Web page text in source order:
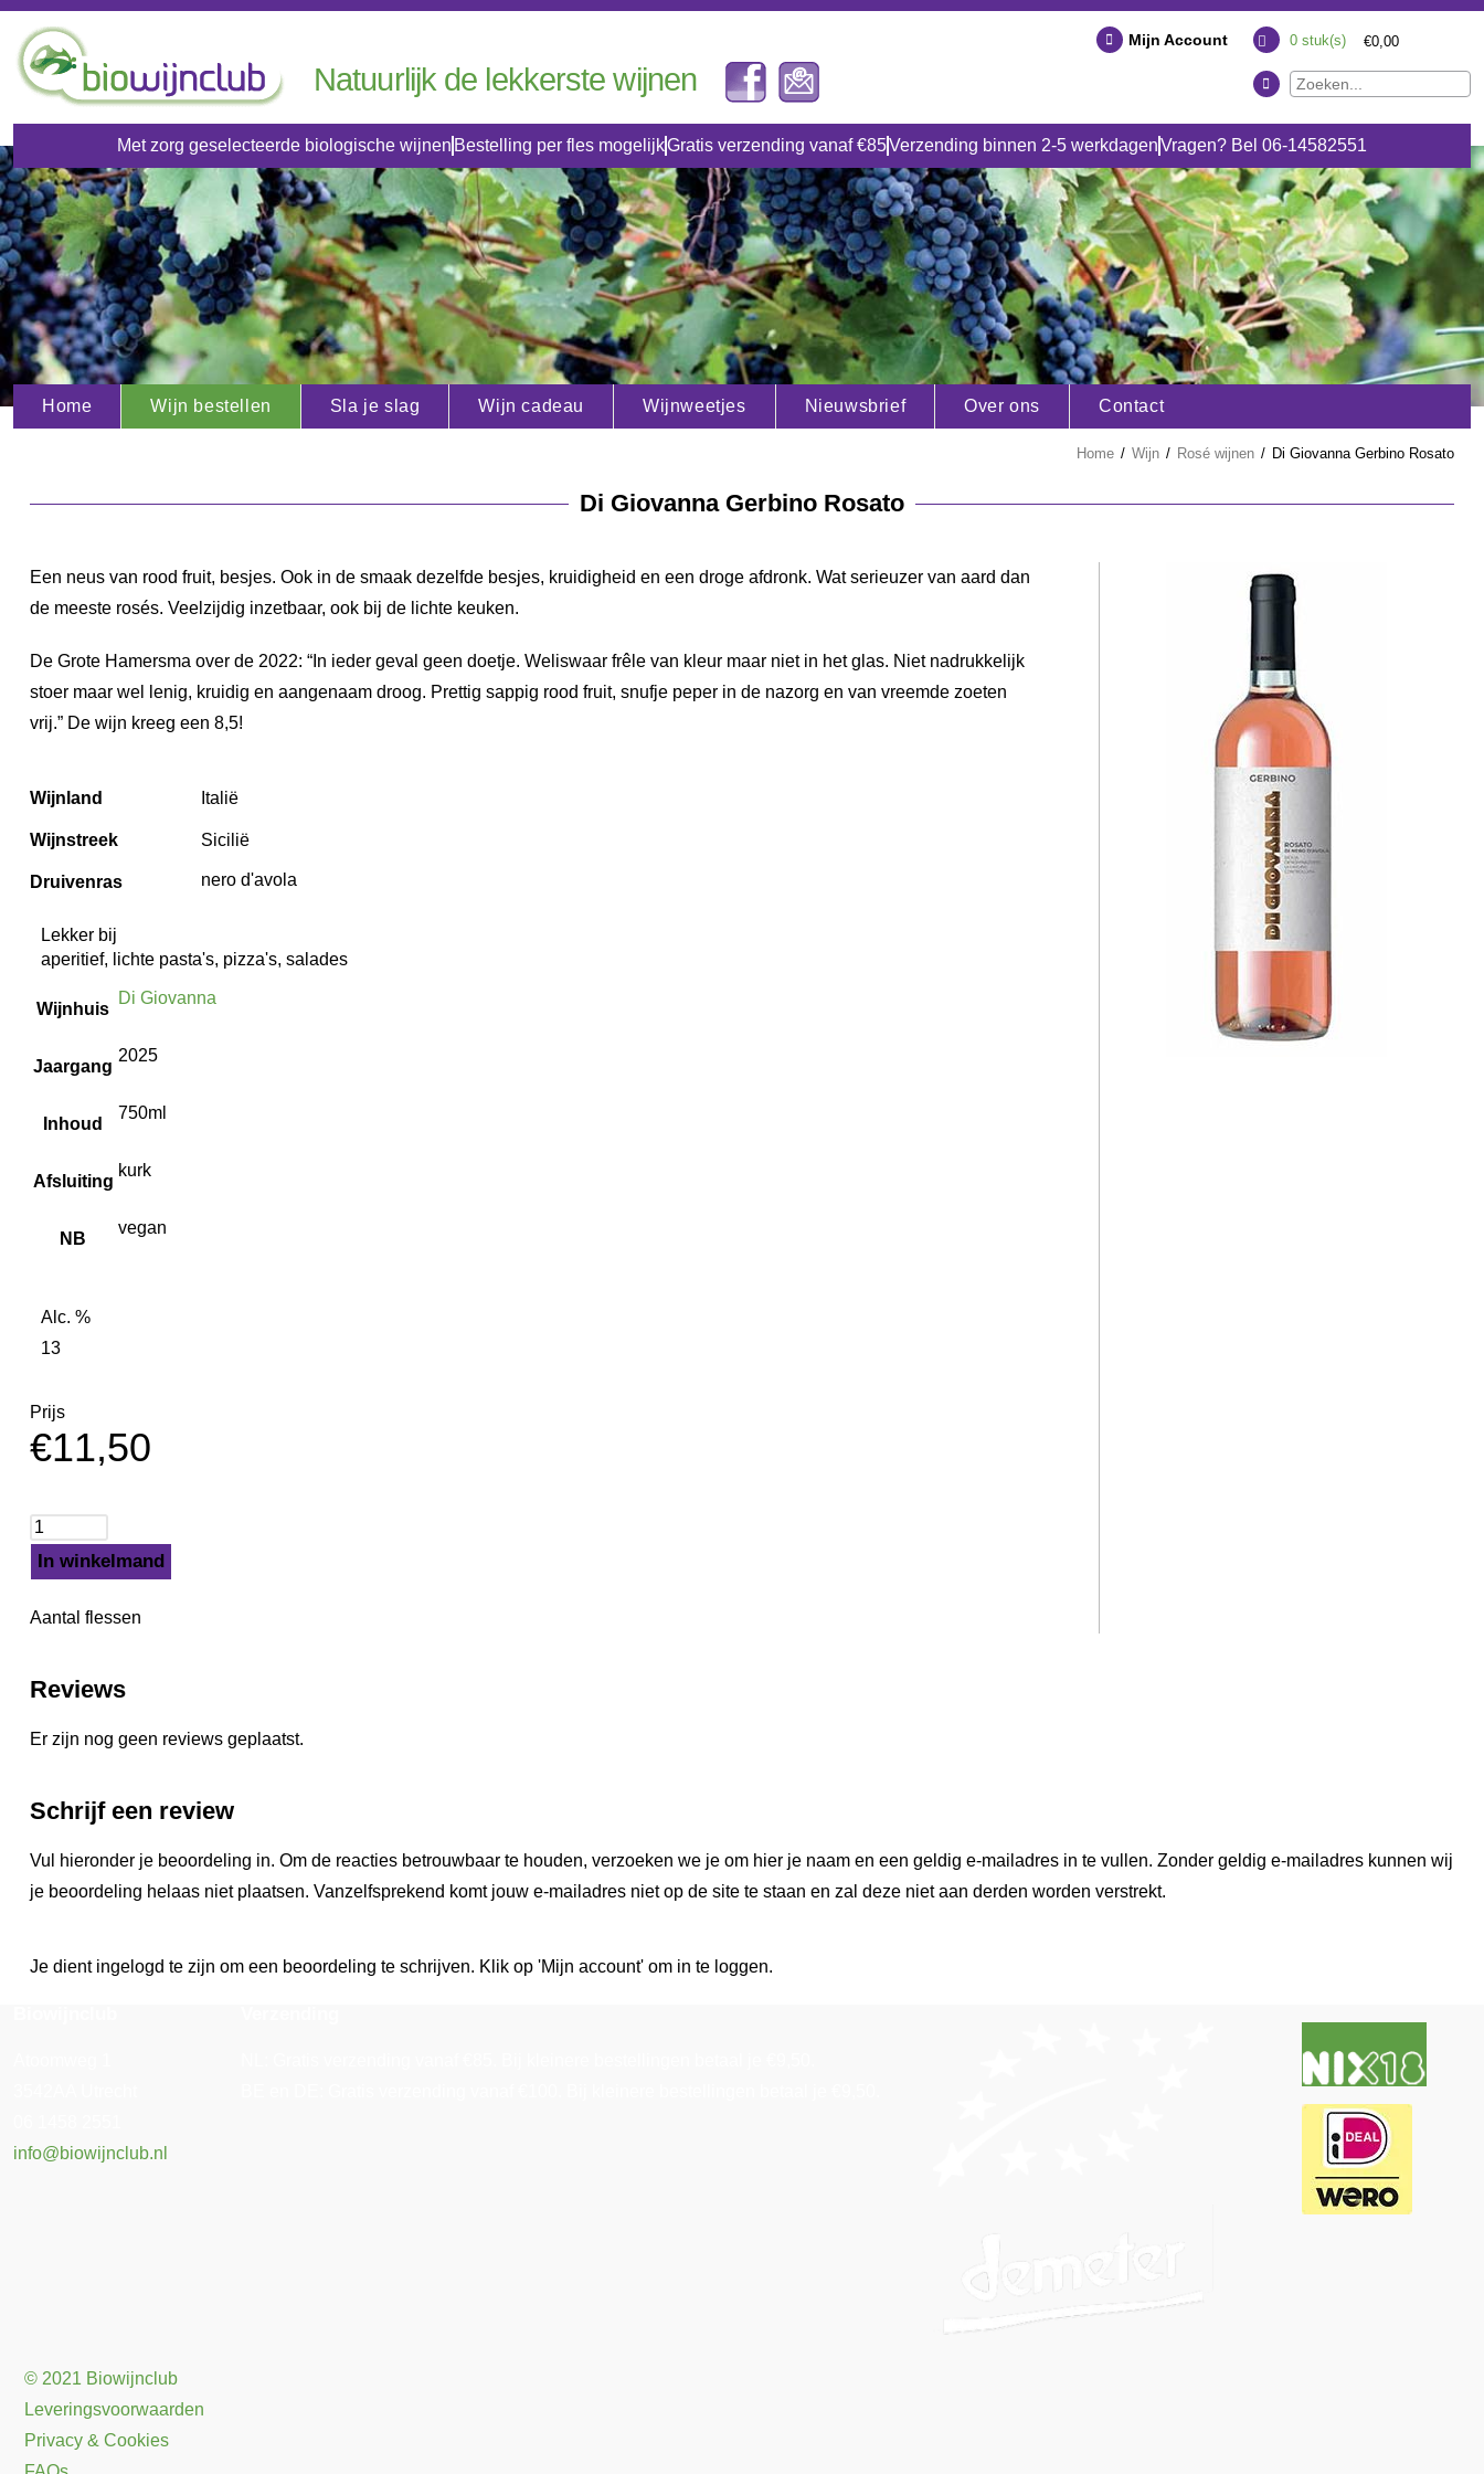
Natuurlijk de lekkerste wijnen
Mijn Account 0 stuk(s) €0,00
Met zorg geselecteerde biologische wijnen Bestelling per fles mogelijkGratis verzending vanaf €85Verzending binnen 2-5 werkdagenVragen? Bel 06-14582551
Home Wijn bestellen Sla je slag Wijn cadeau Wijnweetjes Nieuwsbrief Over ons Contact
Home / Wijn / Rosé wijnen / Di Giovanna Gerbino Rosato
Di Giovanna Gerbino Rosato
Een neus van rood fruit, besjes. Ook in de smaak dezelfde besjes, kruidigheid en een droge afdronk. Wat serieuzer van aard dan
de meeste rosés. Veelzijdig inzetbaar, ook bij de lichte keuken.
De Grote Hamersma over de 2022: “In ieder geval geen doetje. Weliswaar frêle van kleur maar niet in het glas. Niet nadrukkelijk
stoer maar wel lenig, kruidig en aangenaam droog. Prettig sappig rood fruit, snufje peper in de nazorg en van vreemde zoeten
vrij.” De wijn kreeg een 8,5!
Wijnland Italië
Wijnstreek Sicilië
Druivenras nero d'avola
Lekker bij
aperitief, lichte pasta's, pizza's, salades
Wijnhuis
Di Giovanna
Jaargang
2025
Inhoud
750ml
Afsluiting
kurk
NB
vegan
Alc. %
13
Prijs
€11,50
In winkelmand
Aantal flessen
Reviews
Er zijn nog geen reviews geplaatst.
Schrijf een review
Vul hieronder je beoordeling in. Om de reacties betrouwbaar te houden, verzoeken we je om hier je naam en een geldig e-mailadres in te vullen. Zonder geldig e-mailadres kunnen wij
je beoordeling helaas niet plaatsen. Vanzelfsprekend komt jouw e-mailadres niet op de site te staan en zal deze niet aan derden worden verstrekt.
Je dient ingelogd te zijn om een beoordeling te schrijven. Klik op 'Mijn account' om in te loggen.
info@biowijnclub.nl
© 2021 Biowijnclub
Leveringsvoorwaarden
Privacy & Cookies